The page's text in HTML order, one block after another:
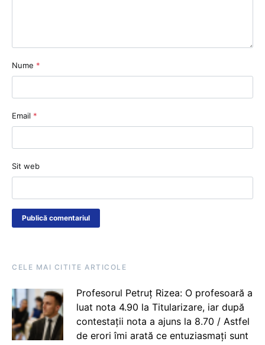
Nume *
Email *
Sit web
CELE MAI CITITE ARTICOLE
Profesorul Petruț Rizea: O profesoară a
luat nota 4.90 la Titularizare, iar după
contestații nota a ajuns la 8.70 / Astfel
de erori îmi arată ce entuziasmați sunt